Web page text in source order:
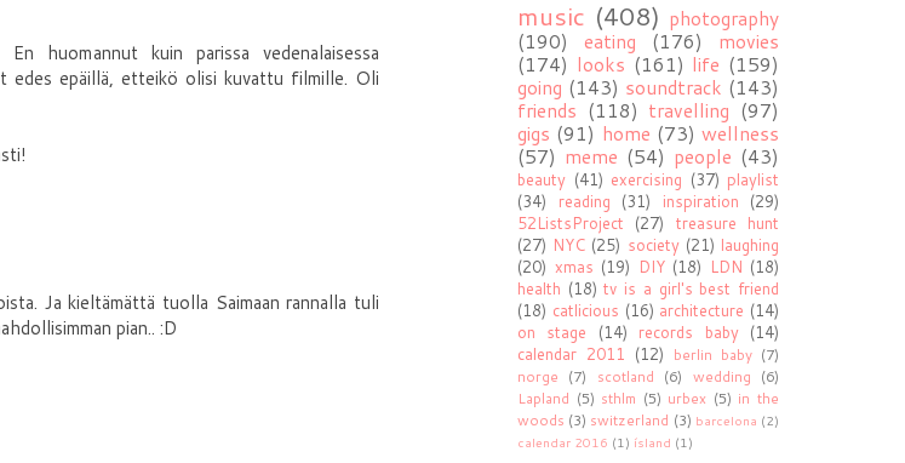
huomannut kuin parissa vedenalaisessa
edes epäillä, etteikö olisi kuvattu filmille. Oli
Ja kieltämättä tuolla Saimaan rannalla tuli
pian.. :D
music (408) photography
(190)
eating (176)
movies
(174) looks (161) life (159)
going (143) soundtrack (143)
friends (118) travelling (97)
gigs (91) home (73) wellness
(57) meme (54) people (43)
beauty (41) exercising (37) playlist
(34)
reading (31) inspiration
(29)
52ListsProject
(27)
treasure hunt
(27) NYC (25) society (21) laughing
(20) xmas (19) DIY (18) LDN (18)
health (18) tv is a girl's best friend
(18) catlicious (16) architecture (14)
on stage
(14) records baby (14)
calendar 2011
(12) berlin baby (7)
norge (7) scotland (6) wedding (6)
Lapland (5) sthlm (5) urbex (5) in the
woods (3) switzerland (3) barcelona (2)
calendar 2016 (1) ísland (1)